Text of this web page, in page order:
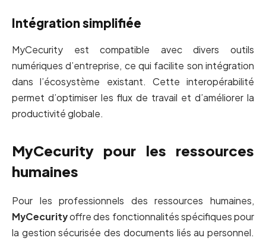
Intégration simplifiée
MyCecurity est compatible avec divers outils
numériques d’entreprise, ce qui facilite son intégration
dans l’écosystème existant. Cette interopérabilité
permet d’optimiser les flux de travail et d’améliorer la
productivité globale.
MyCecurity pour les ressources
humaines
Pour les professionnels des ressources humaines,
MyCecurityoffre des fonctionnalités spécifiques pour
la gestion sécurisée des documents liés au personnel.